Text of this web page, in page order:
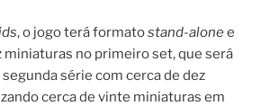
, o jogo terá formatostand-alonee
miniaturas no primeiro set, que será
série com cerca de dez
cerca de vinte miniaturas em